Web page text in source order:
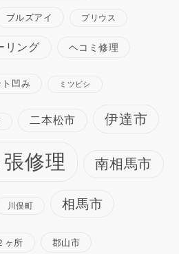
ブルズアイ プリウス
リング ヘコミ修理
ト凹み ミツビシ
二本松市 伊達市
修理 南相馬市
川俣町 相馬市
ヶ所 郡山市